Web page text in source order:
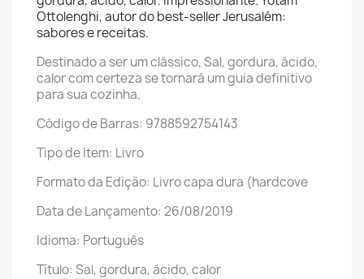
Ottolenghi, autor do best-seller Jerusalém:
sabores e receitas.
Destinado a ser um clássico, Sal, gordura, ácido,
calor com certeza se tornará um guia definitivo
para sua cozinha.
Código de Barras: 9788592754143
Tipo de Item: Livro
Formato da Edição: Livro capa dura (hardcove
Data de Lançamento: 26/08/2019
Idioma: Português
Título: Sal, gordura, ácido, calor